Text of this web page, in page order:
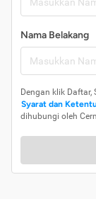
Nama Belakang
Dengan klik
Syarat dan
dihubungi oleh